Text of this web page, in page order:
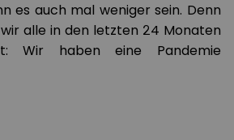
es auch mal weniger sein. Denn
alle in den letzten 24 Monaten
Wir haben eine Pandemie